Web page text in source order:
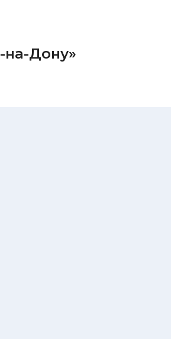
на-Дону»